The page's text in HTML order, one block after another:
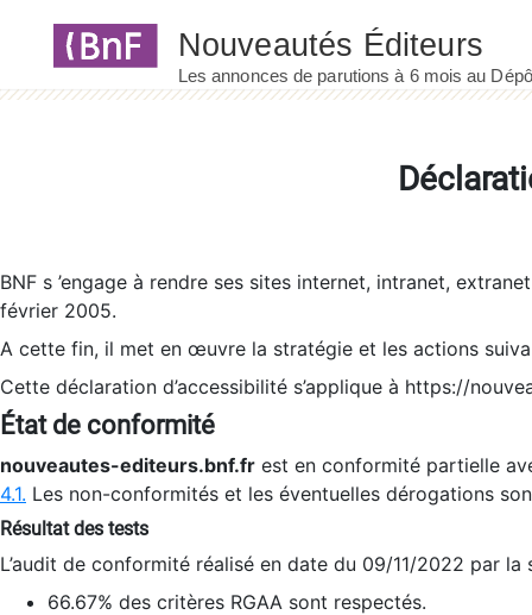
BNF s ’engage à rendre ses sites internet, intranet,
février 2005.
A cette fin, il met en œuvre la stratégie et les actions
Cette déclaration d’accessibilité s’applique à https://
État de conformité
nouveautes-editeurs.bnf.fr est en conformité partielle
4.1. Les non-conformités et les éventuelles dérogations
Résultat des tests
L’audit de conformité réalisé en date du 09/11/2022 par
66.67% des critères RGAA sont respectés.